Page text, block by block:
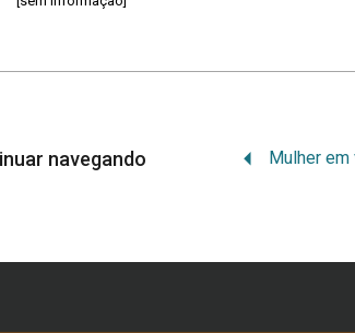
navegando